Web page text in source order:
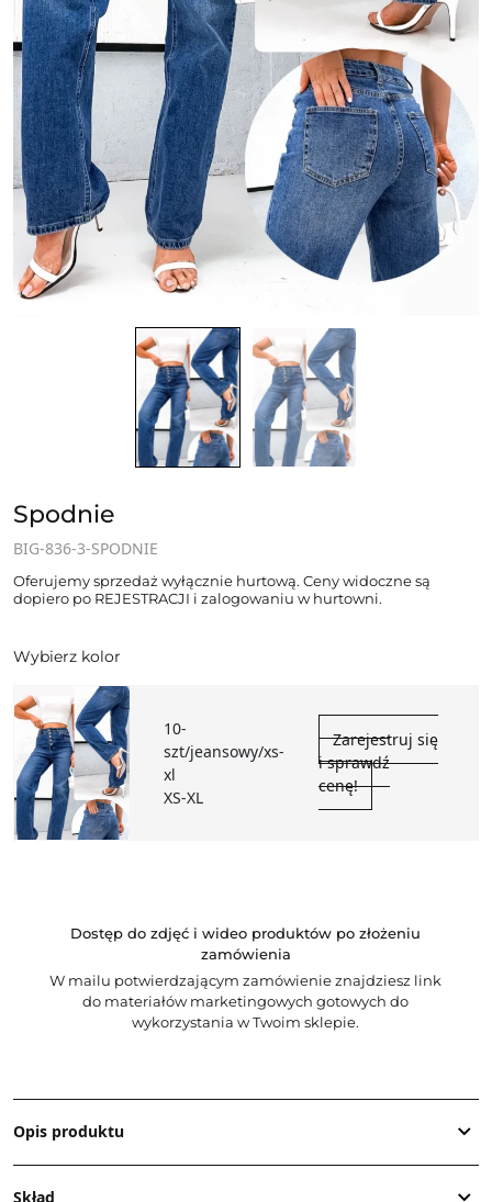
Spodnie
BIG-836-3-SPODNIE
Oferujemy sprzedaż wyłącznie hurtową. Ceny widoczne są
dopiero po REJESTRACJI i zalogowaniu w hurtowni.
Wybierz kolor
10-
szt/jeansowy/xs-
xl
XS-XL
Zarejestruj się
i sprawdź
cenę!
Dostęp do zdjęć i wideo produktów po złożeniu
zamówienia
W mailu potwierdzającym zamówienie znajdziesz link
do materiałów marketingowych gotowych do
wykorzystania w Twoim sklepie.
Opis produktu
Skład